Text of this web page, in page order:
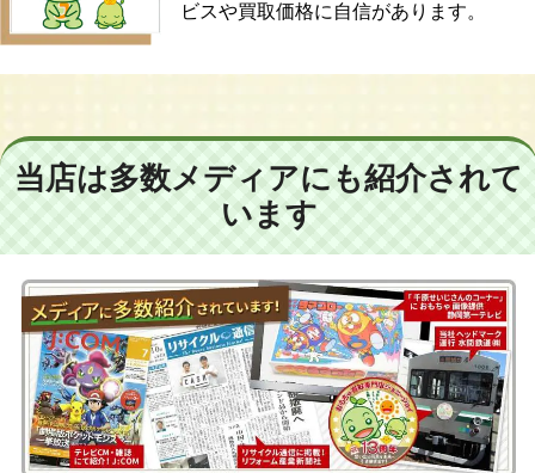
ビスや買取価格に自信があります。
当店は多数メディアにも紹介されて
います